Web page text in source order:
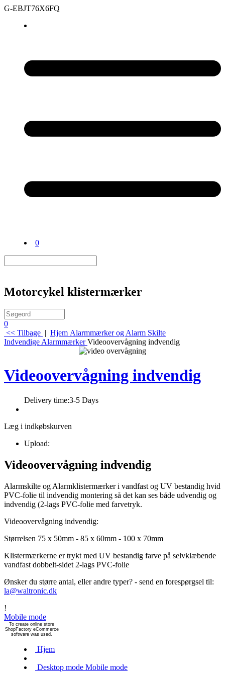
G-EBJT76X6FQ
0
Motorcykel klistermærker
0
<< Tilbage | Hjem Alarmmærker og Alarm Skilte
Indvendige Alarmmærker Videoovervågning indvendig
Videoovervågning indvendig
Delivery time:3-5 Days
Læg i indkøbskurven
Upload:
Videoovervågning indvendig
Alarmskilte og Alarmklistermærker i vandfast og UV bestandig hvid
PVC-folie til indvendig montering så det kan ses både udvendig og
indvendig (2-lags PVC-folie med farvetryk.
Videoovervågning indvendig:
Størrelsen 75 x 50mm - 85 x 60mm - 100 x 70mm
Klistermærkerne er trykt med UV bestandig farve på selvklæbende
vandfast dobbelt-sidet 2-lags PVC-folie
Ønsker du større antal, eller andre typer? - send en forespørgsel til:
la@waltronic.dk
!
Mobile mode
To create online store
ShopFactory eCommerce
software was used.
Hjem
Desktop mode Mobile mode